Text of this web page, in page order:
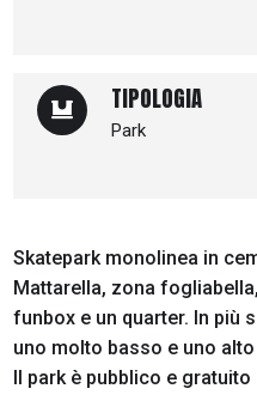
TIPOLOGIA
Park
Skatepark monolinea in
Mattarella, zona
funbox e un quarter. In più
uno molto basso e uno
Il park è pubblico e